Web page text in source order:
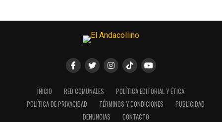
INICIO RED COMUNALES
POLÍTICA EDITORIAL Y ÉTICA
POLÍTICA DE PRIVACIDAD
TÉRMINOS Y CONDICIONES
PUBLICIDAD
DENUNCIAS
CONTACTO